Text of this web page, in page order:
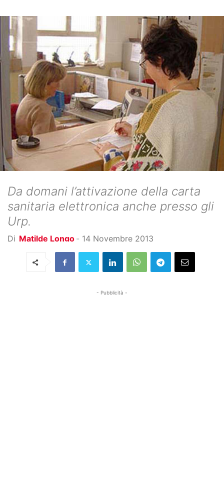
Da domani l’attivazione della carta
sanitaria elettronica anche presso gli
Urp.
Di Matilde Longo - 14 Novembre 2013
- Pubblicità -